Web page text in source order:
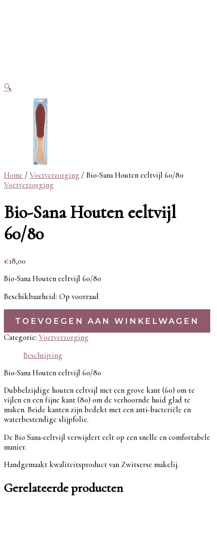
🔍
Home / Voetverzorging / Bio-Sana Houten eeltvijl 60/80
Voetverzorging
Bio-Sana Houten eeltvijl
60/80
€18,00
Bio-Sana Houten eeltvijl 60/80
Beschikbaarheid: Op voorraad
TOEVOEGEN AAN WINKELWAGEN
Categorie: Voetverzorging
Beschrijving
Bio-Sana Houten eeltvijl 60/80
Dubbelzijdige houten eeltvijl met een grove kant (60) om te
vijlen en een fijne kant (80) om de verhoornde huid glad te
maken. Beide kanten zijn bedekt met een anti-bacteriële en
waterbestendige slijpfolie.
De Bio Sana-eeltvijl verwijdert eelt op een snelle en comfortabele
manier.
Handgemaakt kwaliteitsproduct van Zwitserse makelij.
Gerelateerde producten